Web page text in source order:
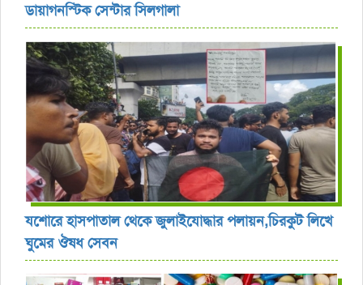
ডায়াগনস্টিক সেন্টার সিলগালা
যশোরে হাসপাতাল থেকে জুলাইযোদ্ধার পলায়ন,চিরকুট লিখে
ঘুমের ঔষধ সেবন